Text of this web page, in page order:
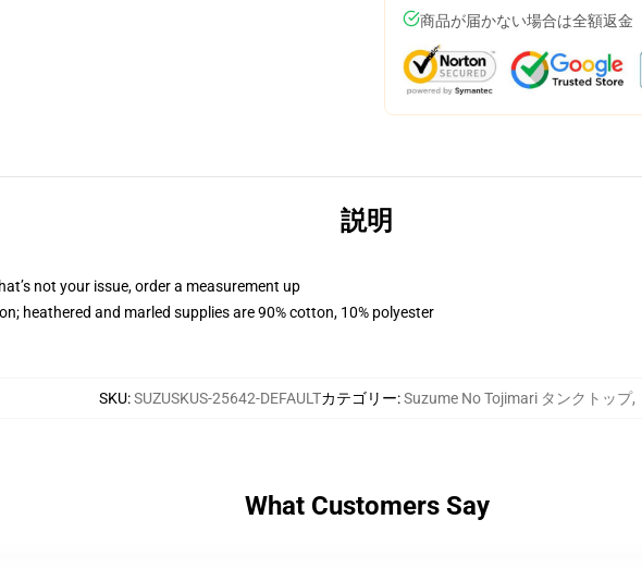
商品が届かない場合は全額返金
説明
not your issue, order a measurement up
heathered and marled supplies are 90% cotton, 10% polyester
SKU:SUZUSKUS-25642-DEFAULTカテゴリー:Suzume No Tojimari タンクトップ,
What Customers Say